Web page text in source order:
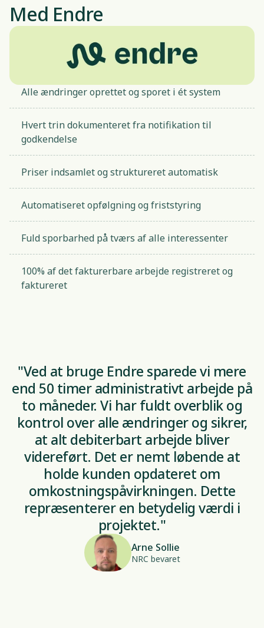
Med Endre
Alle ændringer oprettet og sporet i ét system
Hvert trin dokumenteret fra notifikation til
godkendelse
Priser indsamlet og struktureret automatisk
Automatiseret opfølgning og friststyring
Fuld sporbarhed på tværs af alle interessenter
100% af det fakturerbare arbejde registreret og
faktureret
"Ved at bruge Endre sparede vi mere
end 50 timer administrativt arbejde på
to måneder. Vi har fuldt overblik og
kontrol over alle ændringer og sikrer,
at alt debiterbart arbejde bliver
videreført. Det er nemt løbende at
holde kunden opdateret om
omkostningspåvirkningen. Dette
repræsenterer en betydelig værdi i
projektet."
Arne Sollie
NRC bevaret